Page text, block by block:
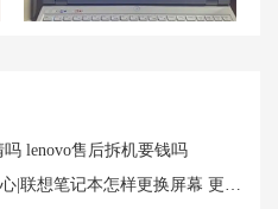
lenovo售后拆机要钱吗
本怎样更换屏幕 更换屏幕基本操作分享